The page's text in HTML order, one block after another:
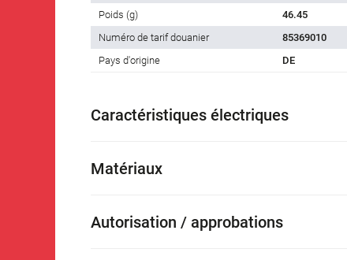
Poids (g)
46.45
Numéro de tarif douanier
85369010
Pays d'origine
DE
Caractéristiques électriques
Matériaux
Autorisation / approbations